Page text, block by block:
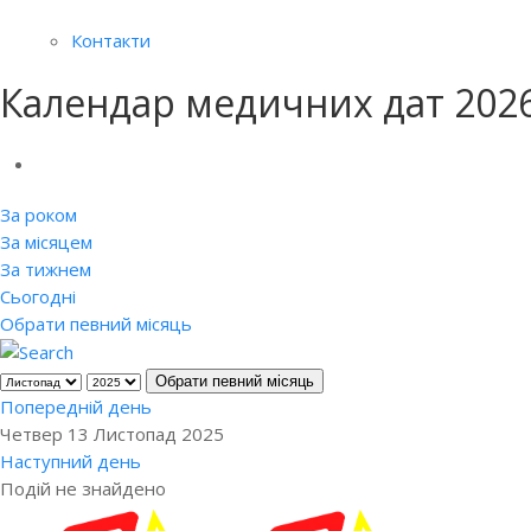
Контакти
Календар медичних дат
За роком
За місяцем
За тижнем
Сьогодні
Обрати певний місяць
Обрати певний місяць
Попередній день
Четвер 13 Листопад 2025
Наступний день
Подій не знайдено